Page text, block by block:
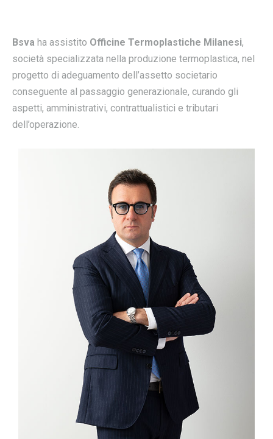
Bsva ha assistito Officine Termoplastiche Milanesi,
società specializzata nella produzione termoplastica, nel
progetto di adeguamento dell’assetto societario
conseguente al passaggio generazionale, curando gli
aspetti, amministrativi, contrattualistici e tributari
dell’operazione.